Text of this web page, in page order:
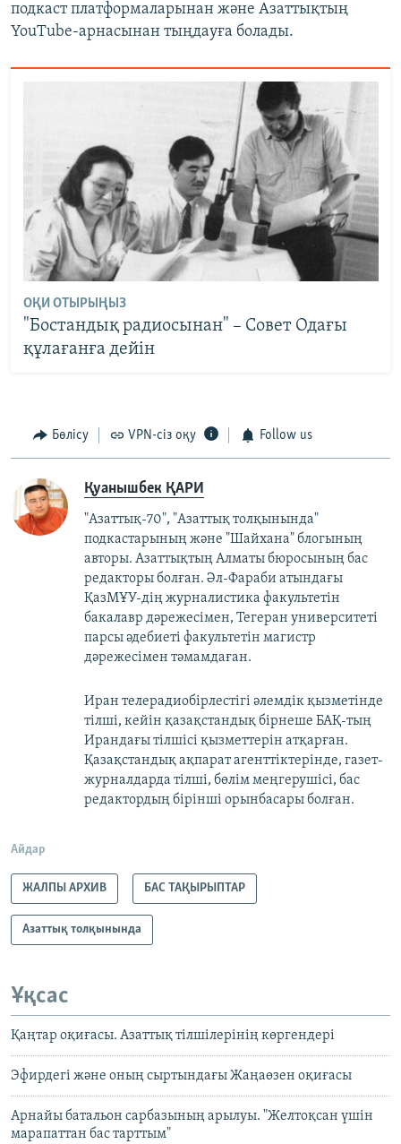
подкаст платформаларынан және Азаттықтың
YouTube-арнасынан тыңдауға болады.
ОҚИ ОТЫРЫҢЫЗ
"Бостандық радиосынан" – Совет Одағы
құлағанға дейін
Бөлісу VPN-сіз оқу Follow us
Қуанышбек ҚАРИ
"Азаттық-70", "Азаттық толқынында"
подкастарының және "Шайхана" блогының
авторы. Азаттықтың Алматы бюросының бас
редакторы болған. Әл-Фараби атындағы
ҚазМҰУ-дің журналистика факультетін
бакалавр дәрежесімен, Тегеран университеті
парсы әдебиеті факультетін магистр
дәрежесімен тәмамдаған.
Иран телерадиобірлестігі әлемдік қызметінде
тілші, кейін қазақстандық бірнеше БАҚ-тың
Ирандағы тілшісі қызметтерін атқарған.
Қазақстандық ақпарат агенттіктерінде, газет-
журналдарда тілші, бөлім меңгерушісі, бас
редактордың бірінші орынбасары болған.
Айдар
ЖАЛПЫ АРХИВ БАС ТАҚЫРЫПТАР
Азаттық толқынында
Ұқсас
Қаңтар оқиғасы. Азаттық тілшілерінің көргендері
Эфирдегі және оның сыртындағы Жаңаөзен оқиғасы
Арнайы батальон сарбазының арылуы. "Желтоқсан үшін
марапаттан бас тарттым"